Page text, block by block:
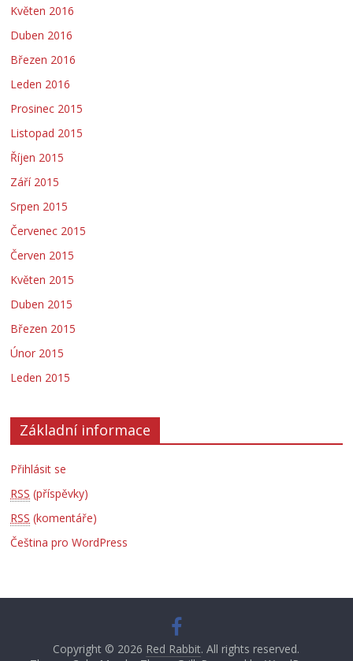
Květen 2016
Duben 2016
Březen 2016
Leden 2016
Prosinec 2015
Listopad 2015
Říjen 2015
Září 2015
Srpen 2015
Červenec 2015
Červen 2015
Květen 2015
Duben 2015
Březen 2015
Únor 2015
Leden 2015
Základní informace
Přihlásit se
RSS (příspěvky)
RSS (komentáře)
Čeština pro WordPress
Copyright © 2026 Red Rabbit. All rights reserved.